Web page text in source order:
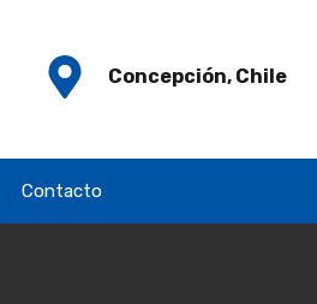
Concepción, Chile
Contacto